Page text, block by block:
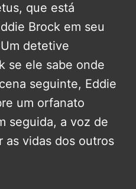
que está
Brock em seu
detetive
se ele sabe onde
seguinte, Eddie
um orfanato
seguida, a voz de
as vidas dos outros